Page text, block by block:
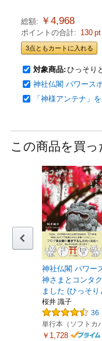
総額: ￥4,968
ポイントの合計: 130
3点ともカートに入れる
対象商品: ひっそり
神社仏閣 パワース
「神様アンテナ」
この商品を買
神社仏閣 パワー
神さまとコンタ
ました (ひっそ
桜井 識子
36
単行本（ソフトカ
￥1,728